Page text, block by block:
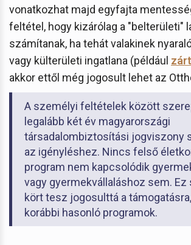
vonatkozhat majd egyfajta
feltétel, hogy kizárólag a "belterületi"
számítanak, ha tehát valakinek
vagy külterületi ingatlana (például
akkor ettől még jogosult lehet az
A személyi feltételek között
legalább két év magyarországi
társadalombiztosítási jogviszony
az igényléshez. Nincs felső
program nem kapcsolódik
vagy gyermekvállaláshoz sem.
kört tesz jogosulttá a
korábbi hasonló programok.